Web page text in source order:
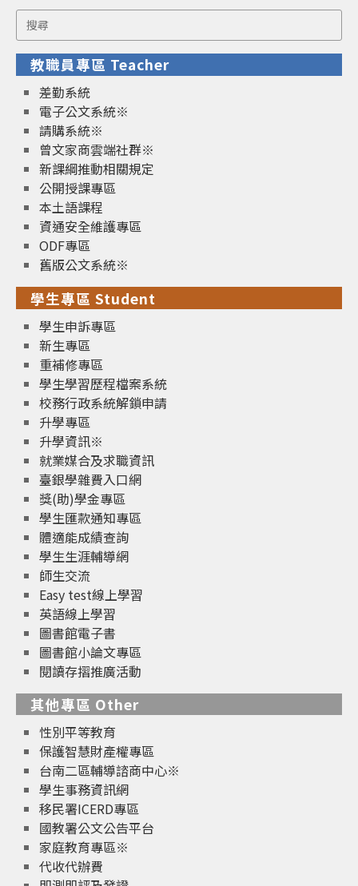
Search
for:
教職員專區 Teacher
差勤系統
電子公文系統※
請購系統※
曾文家商雲端社群※
新課綱推動相關規定
公開授課專區
本土語課程
資通安全維護專區
ODF專區
舊版公文系統※
學生專區 Student
學生申訴專區
新生專區
重補修專區
學生學習歷程檔案系統
校務行政系統解鎖申請
升學專區
升學資訊※
就業媒合及求職資訊
臺銀學雜費入口網
獎(助)學金專區
學生匯款通知專區
體適能成績查詢
學生生涯輔導網
師生交流
Easy test線上學習
英語線上學習
圖書館電子書
圖書館小論文專區
閱讀存摺推廣活動
其他專區 Other
性別平等教育
保護智慧財產權專區
台南二區輔導諮商中心※
學生事務資訊網
移民署ICERD專區
國教署公文公告平台
家庭教育專區※
代收代辦費